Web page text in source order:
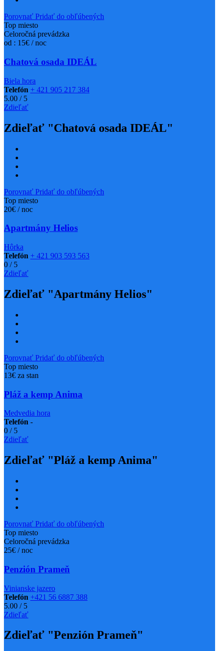
Porovnať Pridať do obľúbených
Top miesto
Celoročná prevádzka
od : 15€ / noc
Chatová osada IDEÁL
Biela hora
Telefón + 421 905 217 384
5.00 /5
Zdieľať
Zdieľať "Chatová osada IDEÁL"
Porovnať Pridať do obľúbených
Top miesto
20€ / noc
Apartmány Helios
Hôrka
Telefón + 421 903 593 563
0 /5
Zdieľať
Zdieľať "Apartmány Helios"
Porovnať Pridať do obľúbených
Top miesto
13€ za stan
Pláž a kemp Anima
Medvedia hora
Telefón -
0 /5
Zdieľať
Zdieľať "Pláž a kemp Anima"
Porovnať Pridať do obľúbených
Top miesto
Celoročná prevádzka
25€ / noc
Penzión Prameň
Vinianske jazero
Telefón +421 56 6887 388
5.00 /5
Zdieľať
Zdieľať "Penzión Prameň"